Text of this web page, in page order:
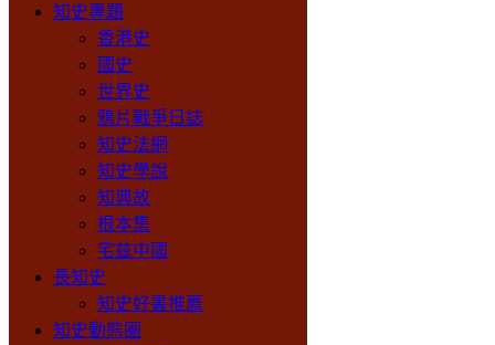
知史專題
香港史
國史
世界史
鴉片戰爭日誌
知史法網
知史學說
知典故
根本集
宅兹中國
長知史
知史好書推薦
知史動態圈